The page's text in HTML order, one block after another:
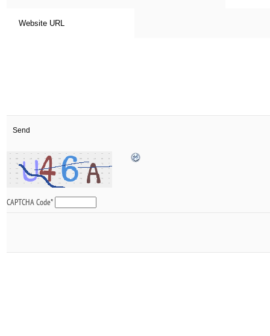
CAPTCHA Code*